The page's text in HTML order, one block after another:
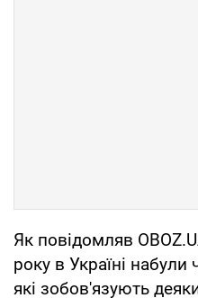
Як повідомляв
року в Україні набули
які зобов'язують